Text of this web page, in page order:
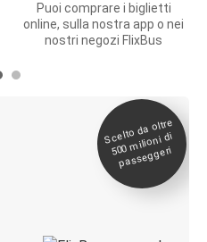
Puoi comprare i biglietti
online, sulla nostra app o nei
nostri negozi FlixBus
Scelto da oltre
500
milioni di
passeggeri